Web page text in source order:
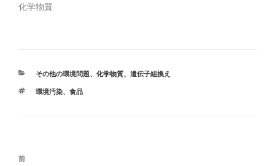
で
開
で
開
き
ま
化学物質
カ
ゴ
その他の環境問題、 化学物質、 遺伝子組換え
タ
環境汚染、 食品
投
前
前